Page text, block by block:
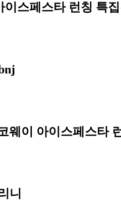
이스페스타 런칭 특
웨이 아이스페스타
니